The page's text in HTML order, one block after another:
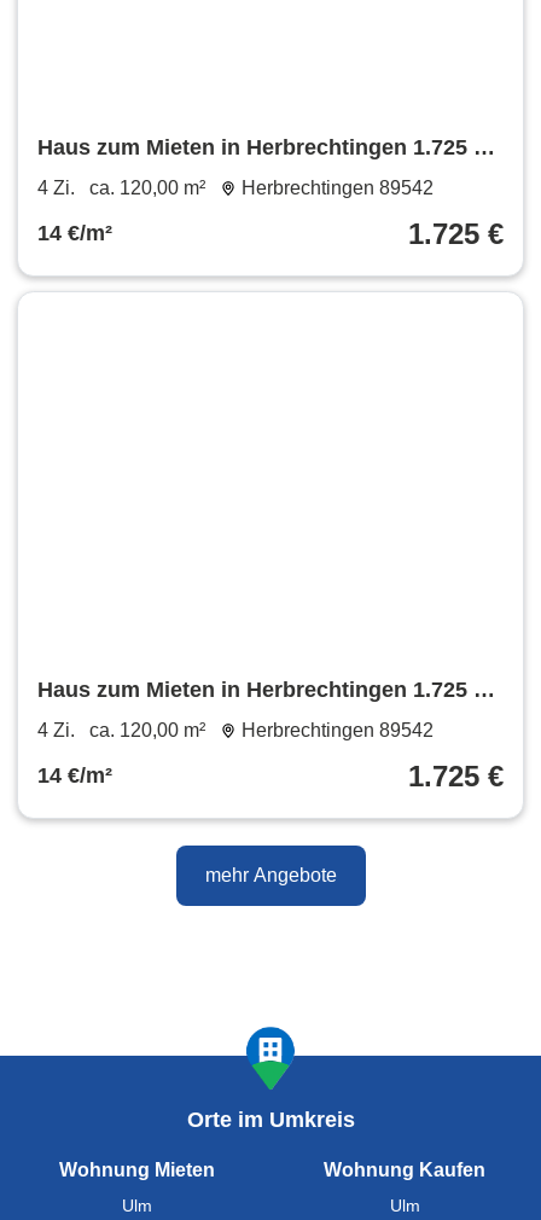
Haus zum Mieten in Herbrechtingen 1.725 €
120 m²
4 Zi. ca. 120,00 m² Herbrechtingen 89542
14 €/m² 1.725 €
Haus zum Mieten in Herbrechtingen 1.725 €
120 m²
4 Zi. ca. 120,00 m² Herbrechtingen 89542
14 €/m² 1.725 €
mehr Angebote
Orte im Umkreis
Wohnung Mieten
Ulm
Wohnung Kaufen
Ulm